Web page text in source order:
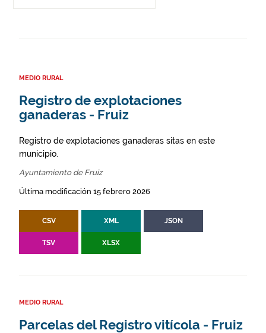
MEDIO RURAL
Registro de explotaciones
ganaderas - Fruiz
Registro de explotaciones ganaderas sitas en este
municipio.
Ayuntamiento de Fruiz
Última modificación 15 febrero 2026
CSV XML JSON
TSV XLSX
MEDIO RURAL
Parcelas del Registro vitícola - Fruiz